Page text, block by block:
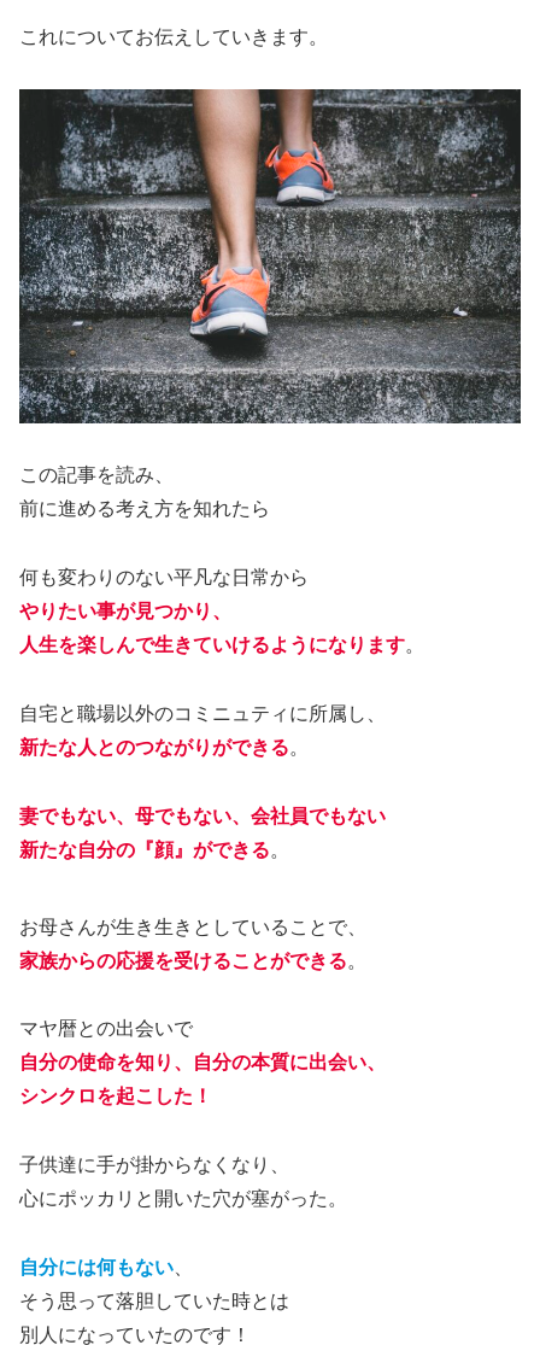
これについてお伝えしていきます。
この記事を読み、
前に進める考え方を知れたら
何も変わりのない平凡な日常から
やりたい事が見つかり、
人生を楽しんで生きていけるようになります。
自宅と職場以外のコミニュティに所属し、
新たな人とのつながりができる。
妻でもない、母でもない、会社員でもない
新たな自分の『顔』ができる。
お母さんが生き生きとしていることで、
家族からの応援を受けることができる。
マヤ暦との出会いで
自分の使命を知り、自分の本質に出会い、
シンクロを起こした！
子供達に手が掛からなくなり、
心にポッカリと開いた穴が塞がった。
自分には何もない
そう思って落胆していた時とは
別人になっていたのです！